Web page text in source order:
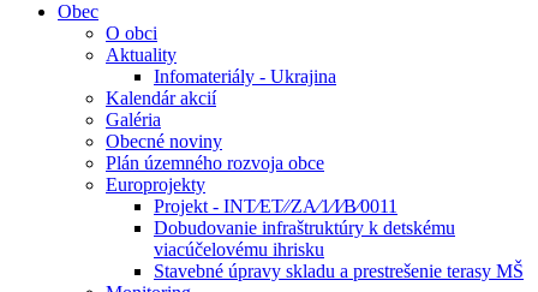
Obec
O obci
Aktuality
Infomateriály - Ukrajina
Kalendár akcií
Galéria
Obecné noviny
Plán územného rozvoja obce
Europrojekty
Projekt - INT⁄ET⁄⁄ZA⁄1⁄I⁄B⁄0011
Dobudovanie infraštruktúry k detskému
viacúčelovému ihrisku
Stavebné úpravy skladu a prestrešenie terasy MŠ